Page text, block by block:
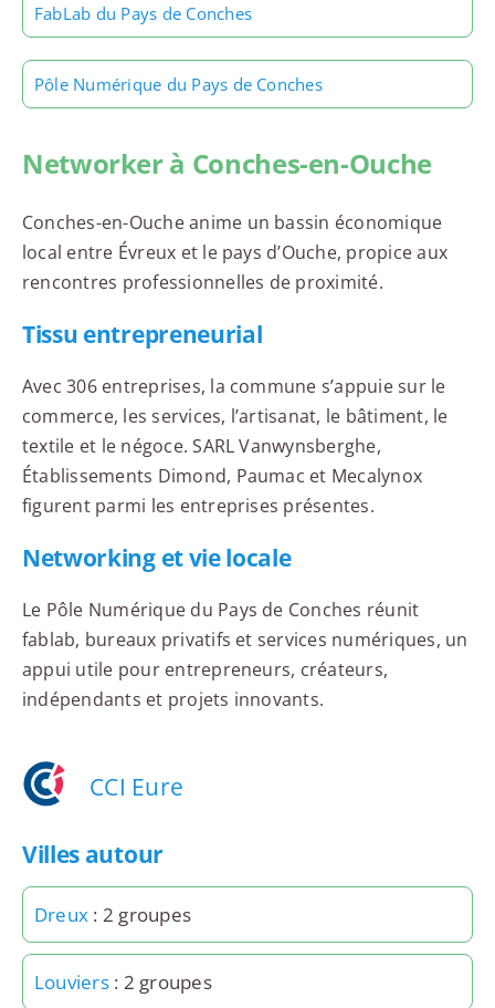
FabLab du Pays de Conches
Pôle Numérique du Pays de Conches
Networker à Conches-en-Ouche
Conches-en-Ouche anime un bassin économique
local entre Évreux et le pays d’Ouche, propice aux
rencontres professionnelles de proximité.
Tissu entrepreneurial
Avec 306 entreprises, la commune s’appuie sur le
commerce, les services, l’artisanat, le bâtiment, le
textile et le négoce. SARL Vanwynsberghe,
Établissements Dimond, Paumac et Mecalynox
figurent parmi les entreprises présentes.
Networking et vie locale
Le Pôle Numérique du Pays de Conches réunit
fablab, bureaux privatifs et services numériques, un
appui utile pour entrepreneurs, créateurs,
indépendants et projets innovants.
CCI Eure
Villes autour
Dreux : 2 groupes
Louviers: 2 groupes